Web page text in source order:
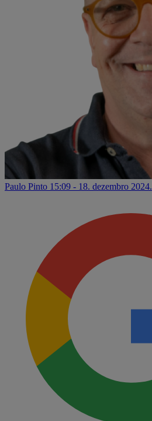
Paulo Pinto 15:09 - 18. dezembro 2024.